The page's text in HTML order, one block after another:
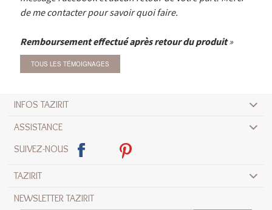
de me contacter pour savoir quoi faire.
Remboursement effectué après retour du produit
TOUS LES TÉMOIGNAGES
INFOS TAZIRIT
ASSISTANCE
SUIVEZ-NOUS
TAZIRIT
NEWSLETTER TAZIRIT